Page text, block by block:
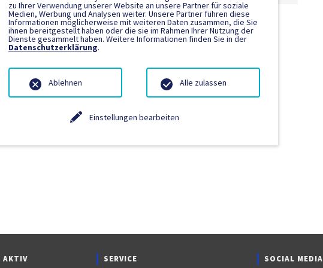
AKTIV SERVICE SOCIAL MEDIA
zu Ihrer Verwendung unserer Website an unsere Partner für soziale
Medien, Werbung und Analysen weiter. Unsere Partner führen diese
Informationen möglicherweise mit weiteren Daten zusammen, die Sie
ihnen bereitgestellt haben oder die sie im Rahmen Ihrer Nutzung der
Dienste gesammelt haben. Weitere Informationen finden Sie in der
Datenschutzerklärung.
Einstellungen bearbeiten
Ablehnen Alle zulassen